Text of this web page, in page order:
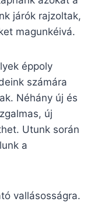
járók rajzoltak,
magunkéivá.
éppoly
számára
Néhány új és
új
Utunk során
a
vallásosságra.